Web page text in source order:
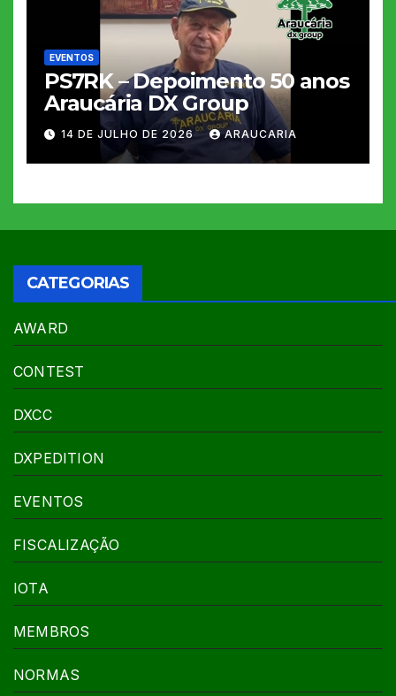
EVENTOS
PS7RK – Depoimento 50 anos
Araucária DX Group
14 DE JULHO DE 2026 ARAUCARIA
CATEGORIAS
AWARD
CONTEST
DXCC
DXPEDITION
EVENTOS
FISCALIZAÇÃO
IOTA
MEMBROS
NORMAS